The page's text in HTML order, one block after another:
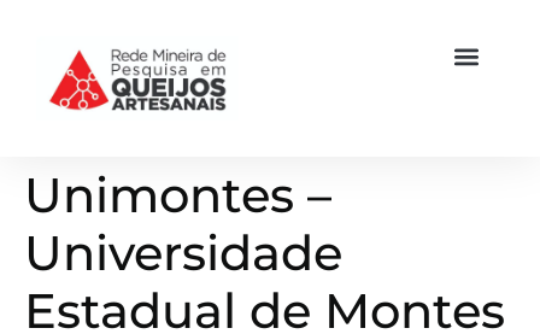
Unimontes –
Universidade
Estadual de Montes